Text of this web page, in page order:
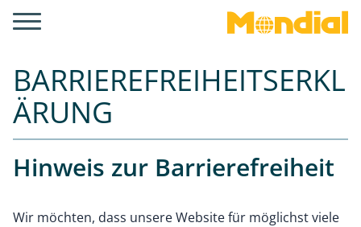
BARRIEREFREIHEITSERKL
ÄRUNG
Hinweis zur Barrierefreiheit
Wir möchten, dass unsere Website für möglichst viele